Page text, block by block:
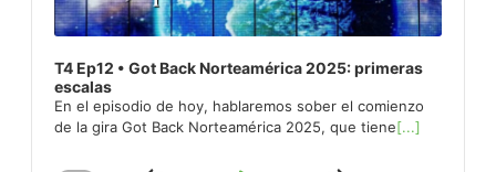
T4 Ep12 • Got Back Norteamérica 2025: primeras
escalas
En el episodio de hoy, hablaremos sober el comienzo
de la gira Got Back Norteamérica 2025, que tiene[...]